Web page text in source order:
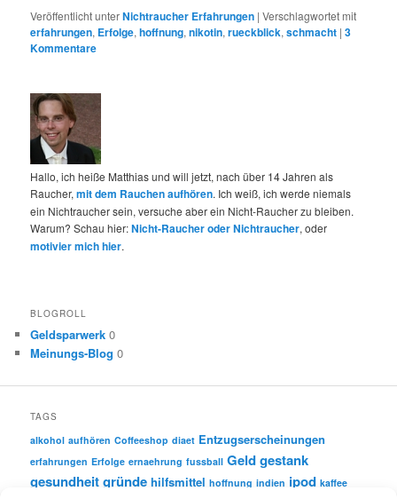
Veröffentlicht unterNichtraucher Erfahrungen |Verschlagwortet mit
erfahrungen, Erfolge,hoffnung,nikotin,rueckblick,schmacht |3
Kommentare
Hallo, ich heiße Matthias und will jetzt, nach über 14 Jahren als
Raucher,mit dem Rauchen aufhören. Ich weiß, ich werde niemals
ein Nichtraucher sein, versuche aber ein Nicht-Raucher zu bleiben.
Warum? Schau hier:Nicht-Raucher oder Nichtraucher, oder
motivier mich hier.
BLOGROLL
Geldsparwerk 0
Meinungs-Blog 0
TAGS
alkohol aufhören Coffeeshop diaet Entzugserscheinungen
erfahrungen Erfolge ernaehrung fussball Geldgestank
gesundheitgründe hilfsmittel hoffnung indien ipod kaffee